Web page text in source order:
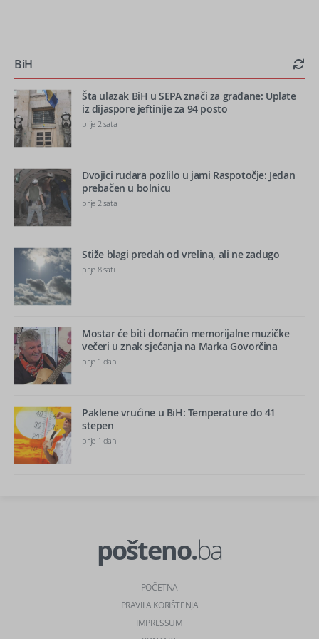
BiH
Šta ulazak BiH u SEPA znači za građane: Uplate
iz dijaspore jeftinije za 94 posto
prije 2 sata
Dvojici rudara pozlilo u jami Raspotočje: Jedan
prebačen u bolnicu
prije 2 sata
Stiže blagi predah od vrelina, ali ne zadugo
prije 8 sati
Mostar će biti domaćin memorijalne muzičke
večeri u znak sjećanja na Marka Govorčina
prije 1 dan
Paklene vrućine u BiH: Temperature do 41
stepen
prije 1 dan
pošteno.ba
POČETNA
PRAVILA KORIŠTENJA
IMPRESSUM